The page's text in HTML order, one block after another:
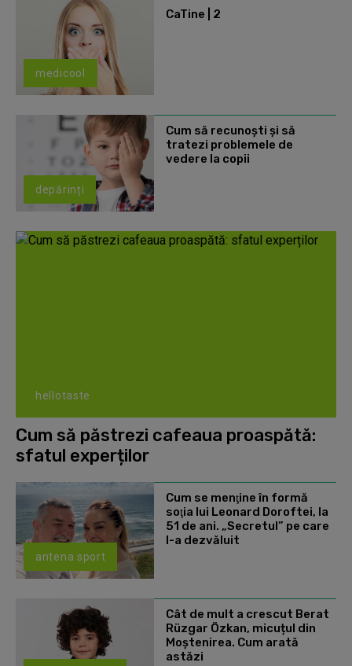
medicool
CaTine | 2
depărinți
Cum să recunoști și să
tratezi problemele de
vedere la copii
hellotaste
Cum să păstrezi cafeaua proaspătă:
sfatul experților
antena sport
Cum se menţine în formă
soţia lui Leonard Doroftei, la
51 de ani. „Secretul” pe care
l-a dezvăluit
Cât de mult a crescut Berat
Rüzgar Özkan, micuțul din
Moștenirea. Cum arată
astăzi